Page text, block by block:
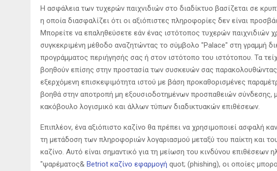
Η ασφάλεια των τυχερών παιχνιδιών στο διαδίκτυο βασίζεται σε
η οποία διασφαλίζει ότι οι αξιόπιστες πληροφορίες δεν είναι
Μπορείτε να επαληθεύσετε εάν ένας ιστότοπος τυχερών παιχνιδιών
συγκεκριμένη μέθοδο αναζητώντας το σύμβολο "Palace" στη γραμμή
προγράμματος περιήγησής σας ή στον ιστότοπο του ιστότοπου. Τα
βοηθούν επίσης στην προστασία των συσκευών σας παρακολουθώντας
εξερχόμενη επισκεψιμότητα ιστού με βάση προκαθορισμένες
βοηθά στην αποτροπή μη εξουσιοδοτημένων προσπαθειών σύνδεσης,
κακόβουλο λογισμικό και άλλων τύπων διαδικτυακών επιθέσεων.
Επιπλέον, ένα αξιόπιστο καζίνο θα πρέπει να χρησιμοποιεί ασφαλή
τη μετάδοση των πληροφοριών λογαριασμού μεταξύ του παίκτη και
καζίνο. Αυτό είναι σημαντικό για τη μείωση του κινδύνου επιθέσεων
"ψαρέματος& Betriot καζίνο εφαρμογή quot; (phishing), οι οποίες